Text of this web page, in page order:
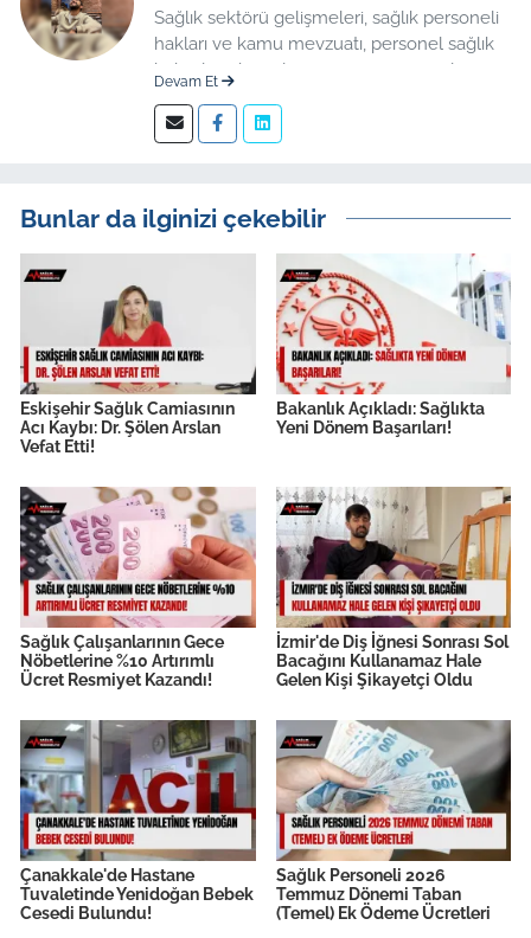
Sağlık sektörü gelişmeleri, sağlık personeli
hakları ve kamu mevzuatı, personel sağlık
haberleri düzenleme üzerine uzmanlaşmış
Devam Et
Bunlar da ilginizi çekebilir
Eskişehir Sağlık Camiasının
Acı Kaybı: Dr. Şölen Arslan
Vefat Etti!
Bakanlık Açıkladı: Sağlıkta
Yeni Dönem Başarıları!
Sağlık Çalışanlarının Gece
Nöbetlerine %10 Artırımlı
Ücret Resmiyet Kazandı!
İzmir'de Diş İğnesi Sonrası Sol
Bacağını Kullanamaz Hale
Gelen Kişi Şikayetçi Oldu
Çanakkale'de Hastane
Tuvaletinde Yenidoğan Bebek
Cesedi Bulundu!
Sağlık Personeli 2026
Temmuz Dönemi Taban
(Temel) Ek Ödeme Ücretleri